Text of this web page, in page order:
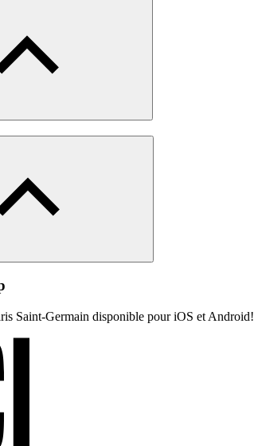
Saint-Germain disponible pour iOS et Android!